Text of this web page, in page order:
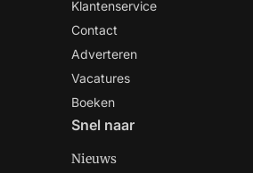
Klantenservice
Contact
Adverteren
Vacatures
Boeken
Snel naar
Nieuws